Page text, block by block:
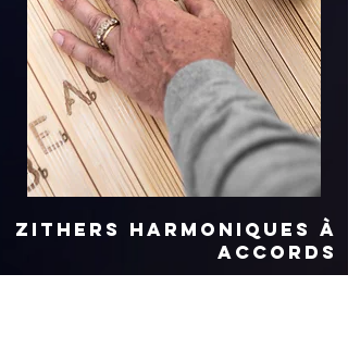
Zithers HarmoniqueS à
ACCORDS